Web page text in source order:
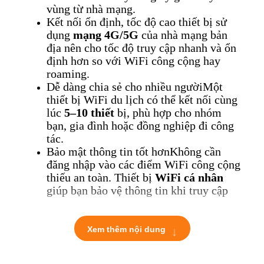
vùng từ nhà mạng.
Kết nối ổn định, tốc độ cao thiết bị sử
dụng mạng 4G/5G của nhà mạng bản
địa nên cho tốc độ truy cập nhanh và ổn
định hơn so với WiFi công cộng hay
roaming.
Dễ dàng chia sẻ cho nhiều ngườiMột
thiết bị WiFi du lịch có thể kết nối cùng
lúc 5–10 thiết bị, phù hợp cho nhóm
bạn, gia đình hoặc đồng nghiệp đi công
tác.
Bảo mật thông tin tốt hơnKhông cần
đăng nhập vào các điểm WiFi công cộng
thiếu an toàn. Thiết bị WiFi cá nhân
giúp bạn bảo vệ thông tin khi truy cập
2. Thời gian sử dụng thuê và cách
Xem thêm nội dung ↓